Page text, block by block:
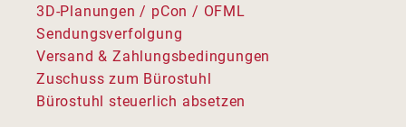
3D-Planungen / pCon / OFML
Sendungsverfolgung
Versand & Zahlungsbedingungen
Zuschuss zum Bürostuhl
Bürostuhl steuerlich absetzen